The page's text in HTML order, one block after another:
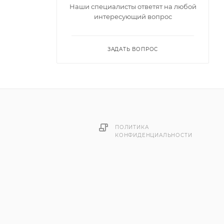
Наши специалисты ответят на любой
интересующий вопрос
ЗАДАТЬ ВОПРОС
ПОЛИТИКА
КОНФИДЕНЦИАЛЬНОСТИ